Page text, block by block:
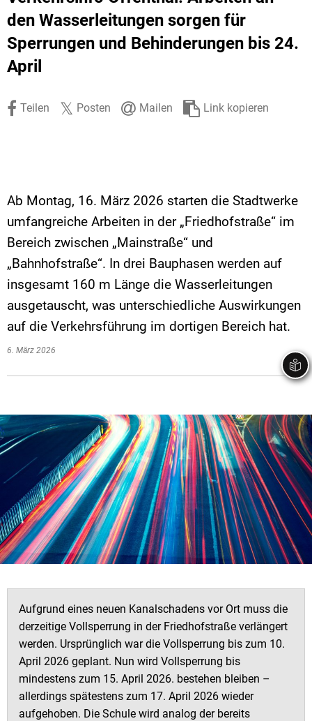
Stadtrecht
Wahlen
Ehrenamt
Öffentlicher
E-Mobilität
den Wasserleitungen sorgen für
Sperrungen und Behinderungen bis 24.
April
Teilen Posten Mailen Link kopieren
Ab Montag, 16. März 2026 starten die Stadtwerke
umfangreiche Arbeiten in der „Friedhofstraße“ im
Bereich zwischen „Mainstraße“ und
„Bahnhofstraße“. In drei Bauphasen werden auf
insgesamt 160 m Länge die Wasserleitungen
ausgetauscht, was unterschiedliche Auswirkungen
auf die Verkehrsführung im dortigen Bereich hat.
6. März 2026
Aufgrund eines neuen Kanalschadens vor Ort muss die
derzeitige Vollsperrung in der Friedhofstraße verlängert
werden. Ursprünglich war die Vollsperrung bis zum 10.
April 2026 geplant. Nun wird Vollsperrung bis
mindestens zum 15. April 2026. bestehen bleiben –
allerdings spätestens zum 17. April 2026 wieder
aufgehoben. Die Schule wird analog der bereits